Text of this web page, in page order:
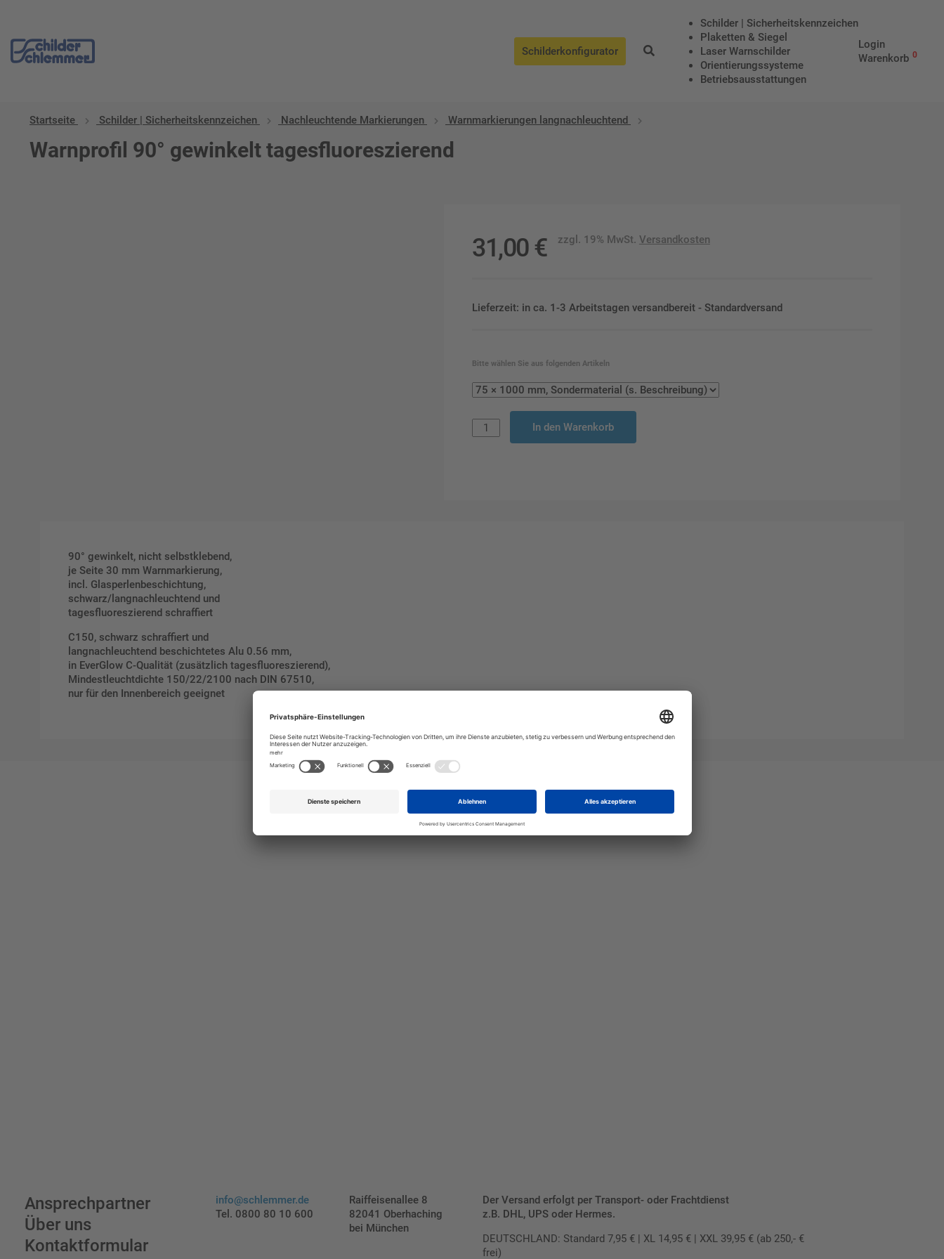
Schilderkonfigurator
Schilder | Sicherheitskennzeichen
Plaketten & Siegel
Laser Warnschilder
Orientierungssysteme
Betriebs­aus­stattungen
Login
Warenkorb 0
Startseite Schilder | Sicherheitskennzeichen Nachleuchtende Markierungen Warnmarkierungen langnachleuchtend
Warnprofil 90° gewinkelt tagesfluoreszierend
31,00 € zzgl. 19% MwSt. Versandkosten
Lieferzeit: in ca. 1-3 Arbeitstagen versandbereit - Standardversand
Bitte wählen Sie aus folgenden Artikeln
In den Warenkorb
90° gewinkelt, nicht selbstklebend,
je Seite 30 mm Warnmarkierung,
incl. Glasperlenbeschichtung,
schwarz/langnachleuchtend und
tagesfluoreszierend schraffiert
C150, schwarz schraffiert und
langnachleuchtend beschichtetes Alu 0.56 mm,
in EverGlow C-Qualität (zusätzlich tagesfluoreszierend),
Mindestleuchtdichte 150/22/2100 nach DIN 67510,
nur für den Innenbereich geeignet
Ansprechpartner
Über uns
Kontaktformular
info@schlemmer.de
Tel. 0800 80 10 600
Raiffeisenallee 8
82041 Oberhaching
bei München
Der Versand erfolgt per Transport- oder Frachtdienst
z.B. DHL, UPS oder Hermes.
DEUTSCHLAND: Standard 7,95 € | XL 14,95 € | XXL 39,95 € (ab 250,- €
frei)